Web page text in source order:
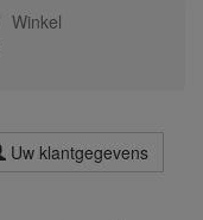
Winkel
Uw klantgegevens